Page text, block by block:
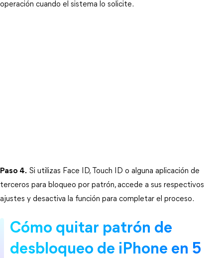
operación cuando el sistema lo solicite.
Paso 4. Si utilizas Face ID, Touch ID o alguna aplicación de
terceros para bloqueo por patrón, accede a sus respectivos
ajustes y desactiva la función para completar el proceso.
Cómo quitar patrón de
desbloqueo de iPhone en 5